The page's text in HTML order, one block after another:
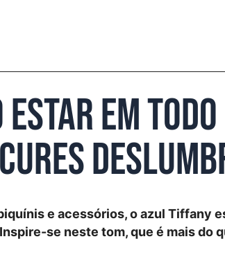
em
e acessórios, o azul Tiffany
se neste tom, que é mais do